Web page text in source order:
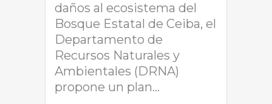
daños al ecosistema del
Bosque Estatal de Ceiba, el
Departamento de
Recursos Naturales y
Ambientales (DRNA)
propone un plan...